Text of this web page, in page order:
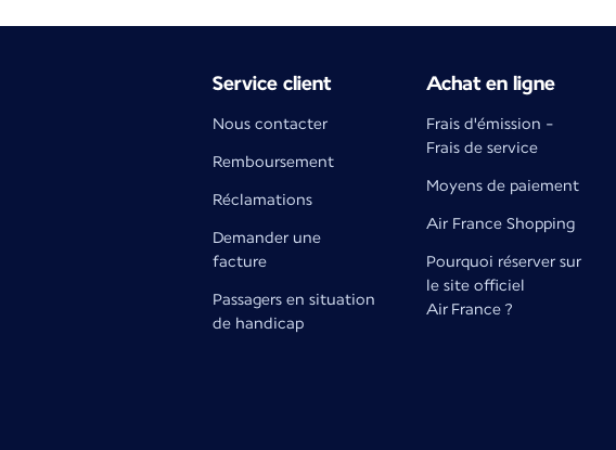
Service client
Nous contacter
Remboursement
Réclamations
Demander une
facture
Passagers en situation
de handicap
Achat en ligne
Frais d'émission -
Frais de service
Moyens de paiement
Air France Shopping
Pourquoi réserver sur
le site officiel
Air France ?